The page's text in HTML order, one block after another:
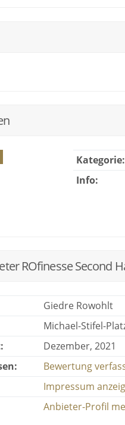
Kategorie:
Info:
ROfinesse Second
Giedre Rowohlt
Michael-Stifel-
Dezember, 2021
Bewertung
Impressum
Anbieter-Profil